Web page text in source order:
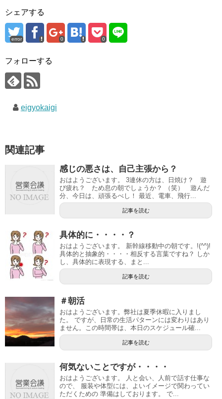
シェアする
error 0 0
フォローする
eigyokaigi
関連記事
感じの悪さは、自己主張から？
おはようございます。 3連休の方は、日焼け？ 遊
び疲れ？ ため息の朝でしょうか？ （笑） 遊んだ
分、今日は、頑張るべし！ 最近、電車、飛行...
記事を読む
具体的に・・・・？
おはようございます。 新幹線移動中の朝です。!(^^)!
具体的と抽象的・・・・相反する言葉ですね？ しか
し、具体的に表現する、まと...
記事を読む
＃朝活
おはようございます。弊社は夏季休暇に入りまし
た。 ですが、日常の生活パターンには変わりはあり
ません。この時間帯は、本日のスケジュール確...
記事を読む
何気ないことですが・・・・
おはようございます。 人と会い、人前で話す仕事な
ので、 服装や体型には、よいイメージで関わってい
ただくための 準備はしております。 で...